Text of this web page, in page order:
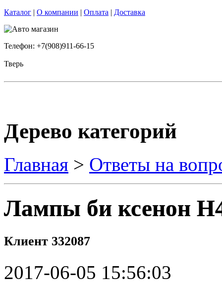
Каталог | О компании | Оплата | Доставка
Телефон: +7(908)911-66-15
Тверь
Дерево категорий
Главная > Ответы на
Лампы би ксенон
Клиент 332087
2017-06-05 15:56:03